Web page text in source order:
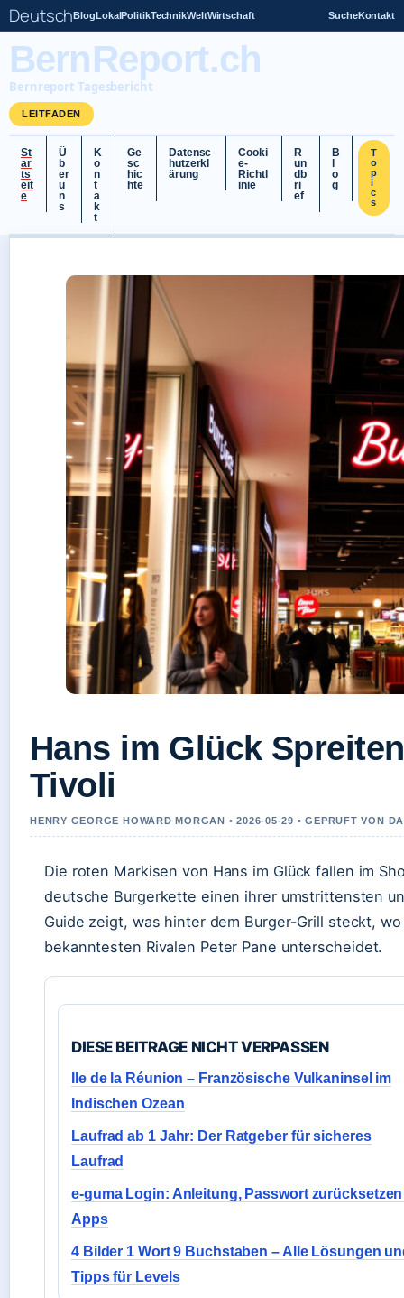
DeutschBlogLokalPolitikTechnikWeltWirtschaft SucheKontakt
BernReport.ch
Bernreport Tagesbericht
LEITFADEN
St
ar
ts
eit
e
Ü
b
er
u
n
s
K
o
n
t
a
k
t
Ge
sc
hic
hte
Datensc
hutzerkl
ärung
Cooki
e-
Richtl
inie
R
un
db
ri
ef
B
o
g
T
o
p
i
c
s
Hans im Glück
Tivoli
HENRY GEORGE HOWARD MORGAN • 2026-05-29 • GEPRUFT VON
Die roten Markisen von Hans im Glück fallen im
deutsche Burgerkette einen ihrer umstrittensten
Guide zeigt, was hinter dem Burger-Grill steckt,
bekanntesten Rivalen Peter Pane unterscheidet.
DIESE BEITRAGE NICHT VERPASSEN
Ile de la Réunion – Französische Vulkaninsel im
Indischen Ozean
Laufrad ab 1 Jahr: Der Ratgeber für sicheres
Laufrad
e-guma Login: Anleitung, Passwort
Apps
4 Bilder 1 Wort 9 Buchstaben – Alle Lösungen
Tipps für Levels